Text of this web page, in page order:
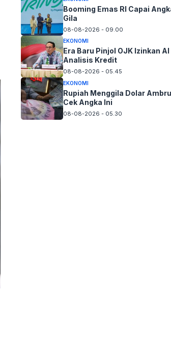
Booming Emas RI Capai
Gila
08-08-2026 - 09.00
EKONOMI
Era Baru Pinjol OJK Izinkan AI
Analisis Kredit
08-08-2026 - 05.45
EKONOMI
Rupiah Menggila Dolar
Cek Angka Ini
08-08-2026 - 05.30